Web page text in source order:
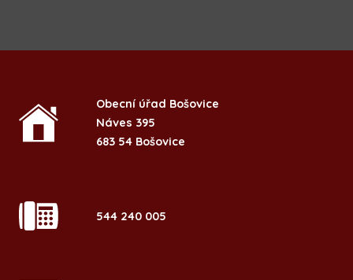
Obecní úřad Bošovice
Náves 395
683 54 Bošovice
544 240 005